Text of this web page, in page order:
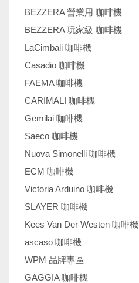
BEZZERA 營業用 咖啡機
BEZZERA 玩家級 咖啡機
LaCimbali 咖啡機
Casadio 咖啡機
FAEMA 咖啡機
CARIMALI 咖啡機
Gemilai 咖啡機
Saeco 咖啡機
Nuova Simonelli 咖啡機
ECM 咖啡機
Victoria Arduino 咖啡機
SLAYER 咖啡機
Kees Van Der Westen 咖啡機
ascaso 咖啡機
WPM 品牌專區
GAGGIA 咖啡機